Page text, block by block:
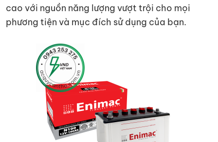
cao với nguồn năng lượng vượt trội cho mọi
phương tiện và mục đích sử dụng của bạn.